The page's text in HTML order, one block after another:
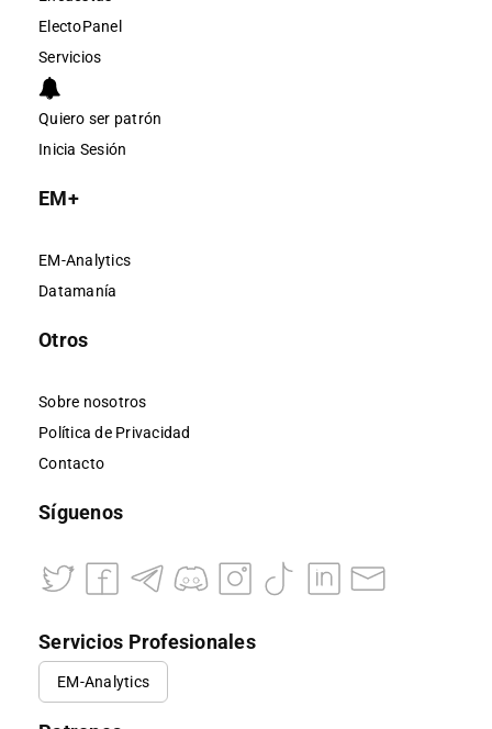
ElectoPanel
Servicios
Quiero ser patrón
Inicia Sesión
EM+
EM-Analytics
Datamanía
Otros
Sobre nosotros
Política de Privacidad
Contacto
Síguenos
Servicios Profesionales
EM-Analytics